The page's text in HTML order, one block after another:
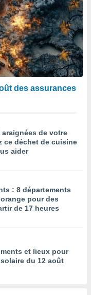
des assurances
de votre
ce déchet de cuisine
aider
: 8 départements
pour des
de 17 heures
et lieux pour
du 12 août